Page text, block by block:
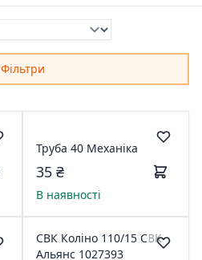
Фільтри
Труба 40 Механіка
35 ₴
В наявності
СВК Коліно 110/15 СВК-
Альянс 1027393